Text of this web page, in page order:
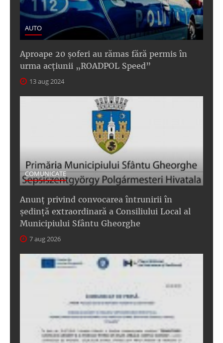
AUTO
Aproape 20 șoferi au rămas fără permis în
urma acțiunii „ROADPOL Speed”
13 aug 2024
COMUNICATE
Anunţ privind convocarea întrunirii în
şedinţă extraordinară a Consiliului Local al
Municipiului Sfântu Gheorghe
7 aug 2026